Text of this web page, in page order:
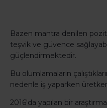
Bazen mantra denilen
teşvik ve güvence
güçlendirmektedir.
Bu olumlamaların
nedenle iş yaparken
2016'da yapılan bir